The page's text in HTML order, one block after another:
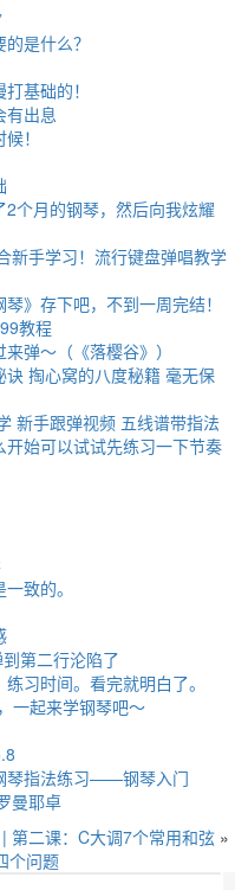
是什么？
基础的！
有出息
！
个月的钢琴，然后向我炫耀
新手学习！流行键盘弹唱教学
》存下吧，不到一周完结！
教程
弹～（《落樱谷》）
掏心窝的八度秘籍 毫无保
新手跟弹视频 五线谱带指法
开始可以试试先练习一下节奏
致的。
第二行沦陷了
习时间。看完就明白了。
一起来学钢琴吧～
琴指法练习——钢琴入门
曼耶卓
第二课：C大调7个常用和弦 »
个问题